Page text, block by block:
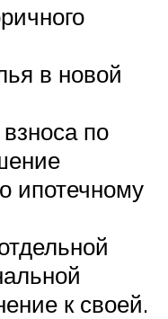
в новой
по
ипотечному
к своей.